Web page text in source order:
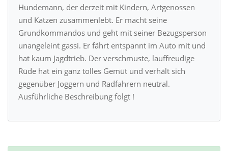
Hundemann, der derzeit mit Kindern, Artgenossen
und Katzen zusammenlebt. Er macht seine
Grundkommandos und geht mit seiner Bezugsperson
unangeleint gassi. Er fährt entspannt im Auto mit und
hat kaum Jagdtrieb. Der verschmuste, lauffreudige
Rüde hat ein ganz tolles Gemüt und verhält sich
gegenüber Joggern und Radfahrern neutral.
Ausführliche Beschreibung folgt !